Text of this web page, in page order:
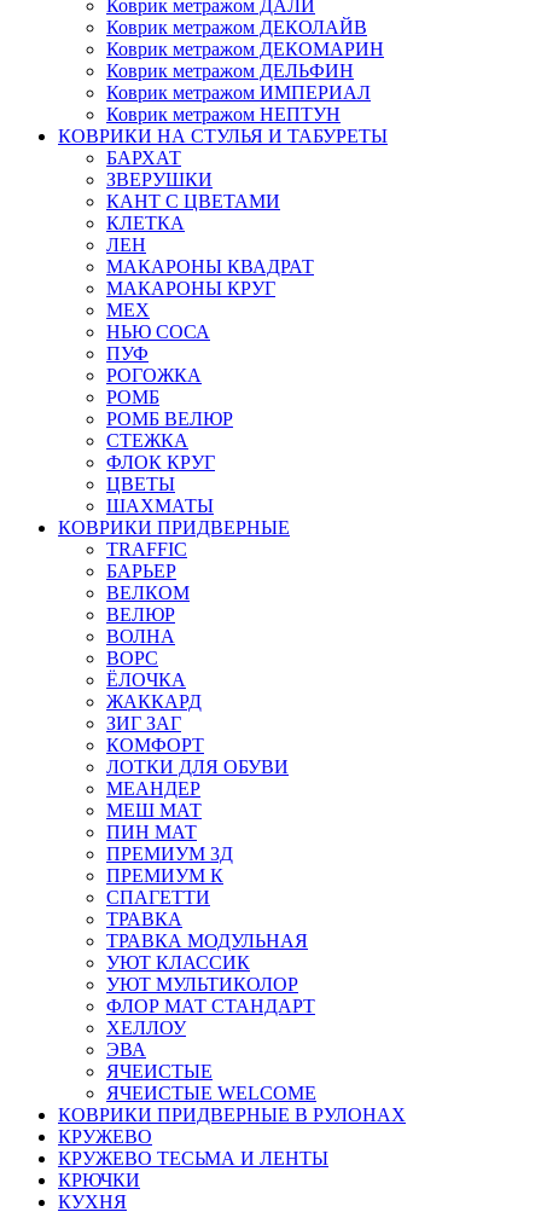
Коврик метражом ДАЛИ
Коврик метражом ДЕКОЛАЙВ
Коврик метражом ДЕКОМАРИН
Коврик метражом ДЕЛЬФИН
Коврик метражом ИМПЕРИАЛ
Коврик метражом НЕПТУН
КОВРИКИ НА СТУЛЬЯ И ТАБУРЕТЫ
БАРХАТ
ЗВЕРУШКИ
КАНТ С ЦВЕТАМИ
КЛЕТКА
ЛЕН
МАКАРОНЫ КВАДРАТ
МАКАРОНЫ КРУГ
МЕХ
НЬЮ СОСА
ПУФ
РОГОЖКА
РОМБ
РОМБ ВЕЛЮР
СТЕЖКА
ФЛОК КРУГ
ЦВЕТЫ
ШАХМАТЫ
КОВРИКИ ПРИДВЕРНЫЕ
TRAFFIC
БАРЬЕР
ВЕЛКОМ
ВЕЛЮР
ВОЛНА
ВОРС
ЁЛОЧКА
ЖАККАРД
ЗИГ ЗАГ
КОМФОРТ
ЛОТКИ ДЛЯ ОБУВИ
МЕАНДЕР
МЕШ МАТ
ПИН МАТ
ПРЕМИУМ 3Д
ПРЕМИУМ К
СПАГЕТТИ
ТРАВКА
ТРАВКА МОДУЛЬНАЯ
УЮТ КЛАССИК
УЮТ МУЛЬТИКОЛОР
ФЛОР МАТ СТАНДАРТ
ХЕЛЛОУ
ЭВА
ЯЧЕИСТЫЕ
ЯЧЕИСТЫЕ WELCOME
КОВРИКИ ПРИДВЕРНЫЕ В РУЛОНАХ
КРУЖЕВО
КРУЖЕВО ТЕСЬМА И ЛЕНТЫ
КРЮЧКИ
КУХНЯ